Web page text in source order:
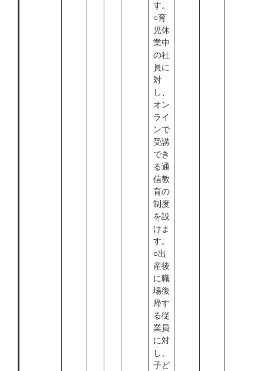
す。
○育
児休
業中
の社
員に
対
し、
オン
ライ
ンで
受講
でき
る通
信教
育の
制度
を設
けま
す。
○出
産後
に職
場復
帰す
る従
業員
に対
し、
子ど